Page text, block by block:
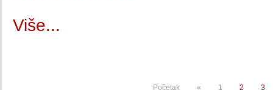
Više...
Početak « 1 2 3